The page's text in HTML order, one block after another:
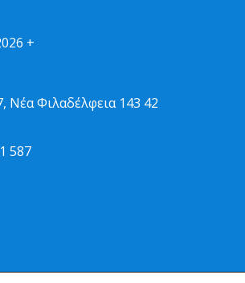
+
Νέα Φιλαδέλφεια 143 42
587